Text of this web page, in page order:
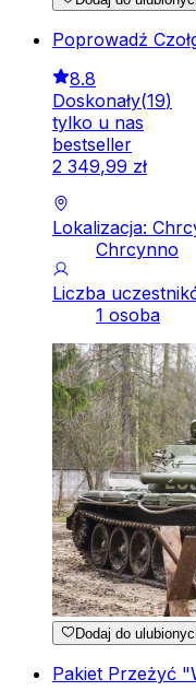
Poprowadź
8.8
Doskonały(19)
tylko u nas
bestseller
2 349,99 zł
Lokalizacja:
Chrcynno
Liczba
1 osoba
Dodaj do
Pakiet Przeżyć